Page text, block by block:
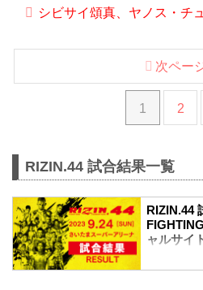
シビサイ頌真、ヤノス・チ
1 2
次ペー
RIZIN.44 試合結果一覧
RIZIN.44
ャルサイ
第10試合